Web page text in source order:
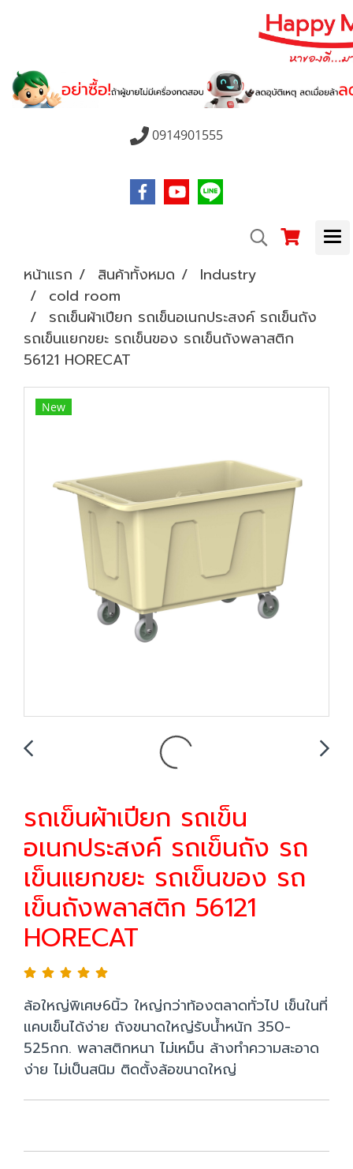
0914901555
หน้าแรก สินค้าทั้งหมด
Industry
cold room
รถเข็นผ้าเปียก รถเข็นอเนกประสงค์ รถเข็นถัง
รถเข็นแยกขยะ รถเข็นของ รถเข็นถังพลาสติก
56121 HORECAT
New
รถเข็นผ้าเปียก รถเข็น
อเนกประสงค์ รถเข็นถัง รถ
เข็นแยกขยะ รถเข็นของ รถ
เข็นถังพลาสติก 56121
HORECAT
ล้อใหญ่พิเศษ6นิ้ว ใหญ่กว่าท้องตลาดทั่วไป เข็นในที่
แคบเข็นได้ง่าย ถังขนาดใหญ่รับน้ำหนัก 350-
525กก. พลาสติกหนา ไม่เหม็น ล้างทำความสะอาด
ง่าย ไม่เป็นสนิม ติดตั้งล้อขนาดใหญ่